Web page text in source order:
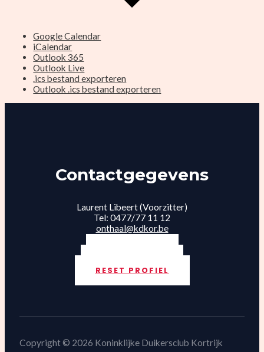
Google Calendar
iCalendar
Outlook 365
Outlook Live
.ics bestand exporteren
Outlook .ics bestand exporteren
Contactgegevens
Laurent Libeert (Voorzitter)
Tel: 0477/77 11 12
onthaal@kdkor.be
RESET PROFIEL
Copyright © 2026 Koninklijke Duikersclub Kortrijk